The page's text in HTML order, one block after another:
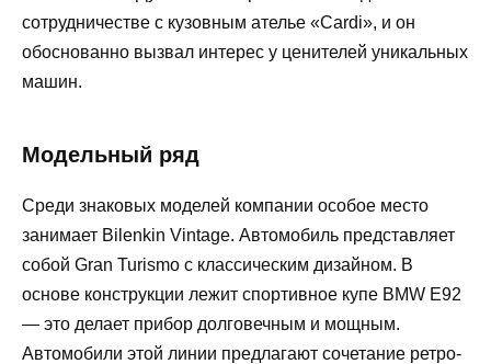
сотрудничестве с кузовным ателье «Cardi», и он
обоснованно вызвал интерес у ценителей уникальных
машин.
Модельный ряд
Среди знаковых моделей компании особое место
занимает Bilenkin Vintage. Автомобиль представляет
собой Gran Turismo с классическим дизайном. В
основе конструкции лежит спортивное купе BMW E92
— это делает прибор долговечным и мощным.
Автомобили этой линии предлагают сочетание ретро-